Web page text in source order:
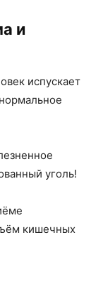
и
испускает
уголь!
кишечных